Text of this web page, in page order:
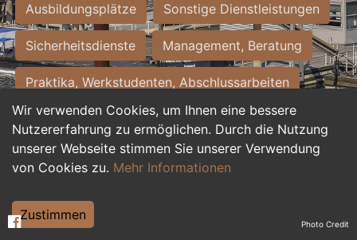
Wir verwenden Cookies, um Ihnen eine bessere
Nutzererfahrung zu ermöglichen. Durch die Nutzung
unserer Webseite stimmen Sie unserer Verwendung
von Cookies zu. Mehr Informationen
Zustimmen
Ausbildungsplätze Sonstige Dienstleistungen
Sicherheitsdienste Management, Beratung
Praktika, Werkstudenten, Abschlussarbeiten
Personalwesen Assistenz, Sekretariat
Hilfskräfte, Aushilfs- und Nebenjobs
Weiterbildung, Studium, duale Ausbildung Photo Credit